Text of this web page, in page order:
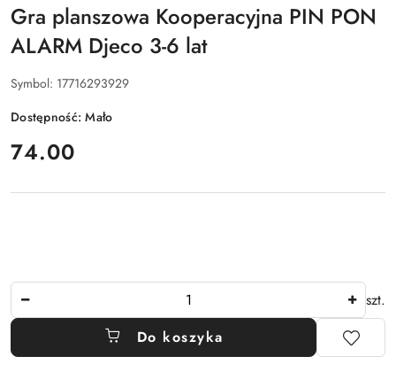
Gra planszowa Kooperacyjna PIN PON
ALARM Djeco 3-6 lat
Symbol: 17716293929
Dostępność:Mało
cena:
74.00
szt.
Do koszyka